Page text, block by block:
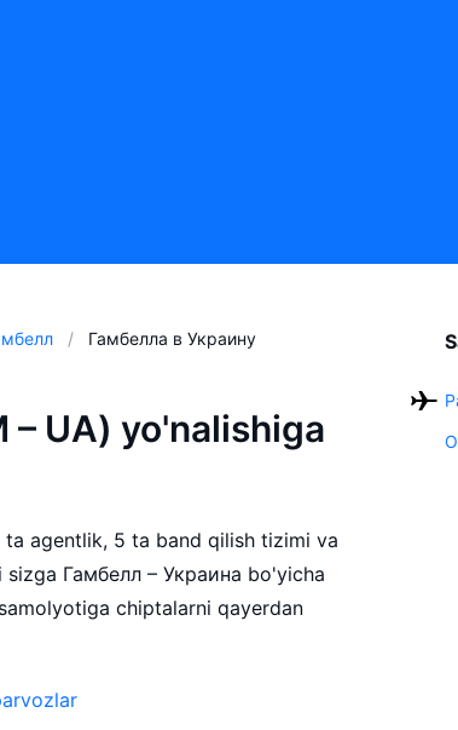
Гамбелла в Украину
– UA) yo'nalishiga
agentlik, 5 ta band qilish tizimi va
Гамбелл – Украина bo'yicha
chiptalarni qayerdan